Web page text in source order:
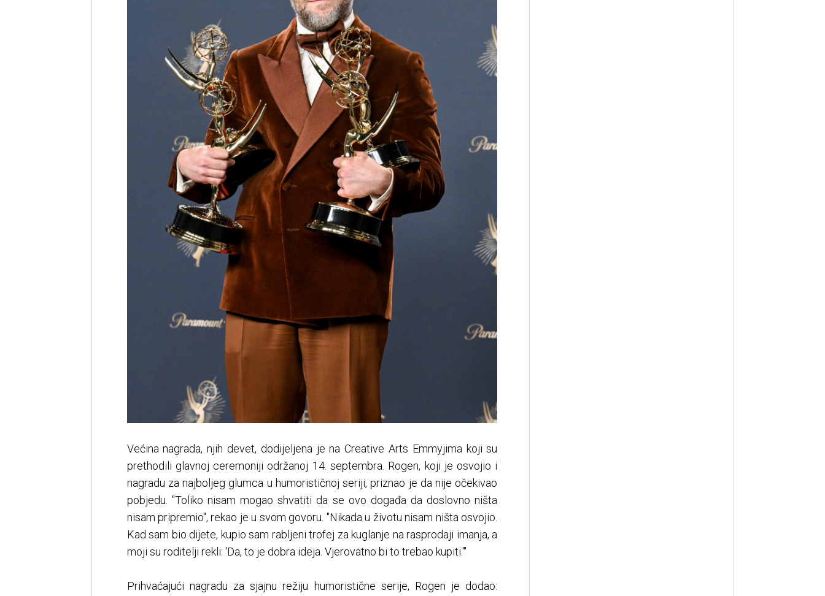
Većina nagrada, njih devet, dodijeljena je na Creative Arts Emmyjima koji su
prethodili glavnoj ceremoniji održanoj 14. septembra. Rogen, koji je osvojio i
nagradu za najboljeg glumca u humorističnoj seriji, priznao je da nije očekivao
pobjedu. "Toliko nisam mogao shvatiti da se ovo događa da doslovno ništa
nisam pripremio", rekao je u svom govoru. "Nikada u životu nisam ništa osvojio.
Kad sam bio dijete, kupio sam rabljeni trofej za kuglanje na rasprodaji imanja, a
moji su roditelji rekli: 'Da, to je dobra ideja. Vjerovatno bi to trebao kupiti.'"
Prihvaćajući nagradu za sjajnu režiju humoristične serije, Rogen je dodao: